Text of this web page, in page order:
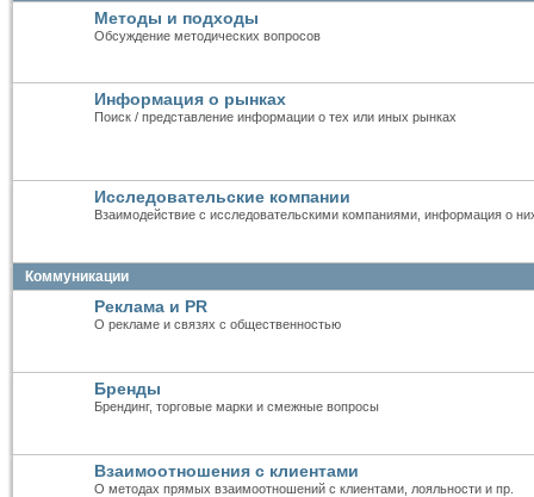
Методы и подходы
Обсуждение методических вопросов
Информация о рынках
Поиск / представление информации о тех или иных рынках
Исследовательские компании
Взаимодействие с исследовательскими компаниями, информация о
Коммуникации
Реклама и PR
О рекламе и связях с общественностью
Бренды
Брендинг, торговые марки и смежные вопросы
Взаимоотношения с клиентами
О методах прямых взаимоотношений с клиентами, лояльности и пр.